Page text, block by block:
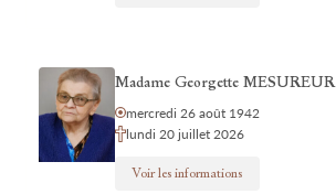
Madame Georgette MESUREUR
mercredi 26 août 1942
lundi 20 juillet 2026
Voir les informations